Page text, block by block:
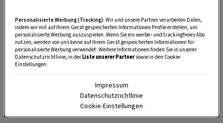
Personalisierte Werbung (Tracking): Wir und unsere Partner verarbeiten Daten,
indem wir mit auf Ihrem Gerät gespeicherten Informationen Profile erstellen, um
personalisierte Werbung auszuspielen. Wenn Sie ein werbe– und trackingfreies Abo
nutzen, werden von uns keine auf Ihrem Gerät gespeicherten Informationen für
personalisierte Werbung verwendet. Weitere Informationen finden Sie in unserer
Datenschutzrichtlinie, in derListe unserer Partnersowie in den Cookie-
Einstellungen.
Impressum
Datenschutzrichtlinie
Cookie-Einstellungen